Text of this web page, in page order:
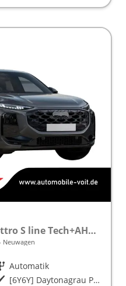
Sportback NEU TFSI quattro S line Tech+AHK+Alu19+LEDplus+KlimaPlus+ExtSchwarz
Neuwagen
Getriebe Automatik
Außenfarbe
[6Y6Y] Daytonagrau Perleffekt